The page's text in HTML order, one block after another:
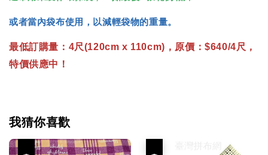
或者當內袋布使用，以減輕袋物的重量。
最低訂購量：4尺(120cm x 110cm)，原價：$640/4尺，
特價供應中！
我猜你喜歡